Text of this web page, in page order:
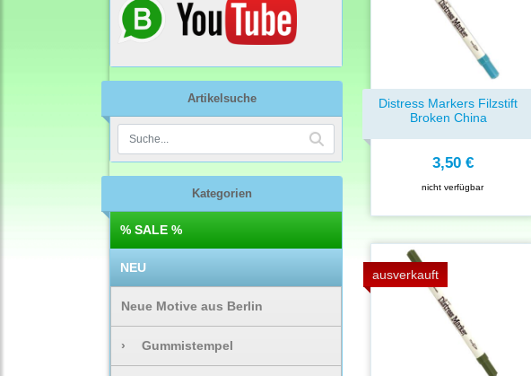
Artikelsuche
Kategorien
% SALE %
NEU
Neue Motive aus Berlin
› Gummistempel
Distress Markers Filzstift
Broken China
3,50 €
nicht verfügbar
ausverkauft